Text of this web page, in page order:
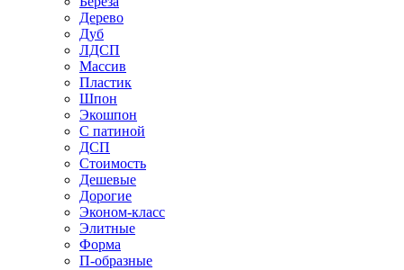
Дерево
Дуб
ЛДСП
Массив
Пластик
Шпон
Экошпон
С патиной
ДСП
Стоимость
Дешевые
Дорогие
Эконом-класс
Элитные
Форма
П-образные